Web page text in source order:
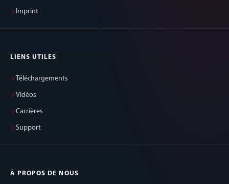
Imprint
LIENS UTILES
Téléchargements
Vidéos
Carrières
Support
À PROPOS DE NOUS